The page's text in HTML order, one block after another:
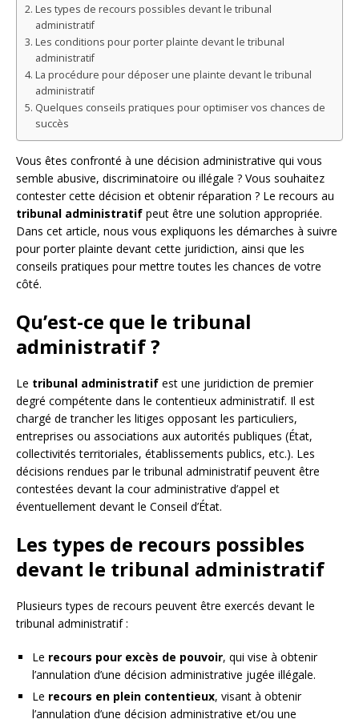
Les types de recours possibles devant le tribunal
administratif
Les conditions pour porter plainte devant le tribunal
administratif
La procédure pour déposer une plainte devant le tribunal
administratif
Quelques conseils pratiques pour optimiser vos chances de
succès
Vous êtes confronté à une décision administrative qui vous
semble abusive, discriminatoire ou illégale ? Vous souhaitez
contester cette décision et obtenir réparation ? Le recours au
tribunal administratif peut être une solution appropriée.
Dans cet article, nous vous expliquons les démarches à suivre
pour porter plainte devant cette juridiction, ainsi que les
conseils pratiques pour mettre toutes les chances de votre
côté.
Qu’est-ce que le tribunal
administratif ?
Le tribunal administratif est une juridiction de premier
degré compétente dans le contentieux administratif. Il est
chargé de trancher les litiges opposant les particuliers,
entreprises ou associations aux autorités publiques (État,
collectivités territoriales, établissements publics, etc.). Les
décisions rendues par le tribunal administratif peuvent être
contestées devant la cour administrative d’appel et
éventuellement devant le Conseil d’État.
Les types de recours possibles
devant le tribunal administratif
Plusieurs types de recours peuvent être exercés devant le
tribunal administratif :
Le recours pour excès de pouvoir, qui vise à obtenir
l’annulation d’une décision administrative jugée illégale.
Le recours en plein contentieux, visant à obtenir
l’annulation d’une décision administrative et/ou une